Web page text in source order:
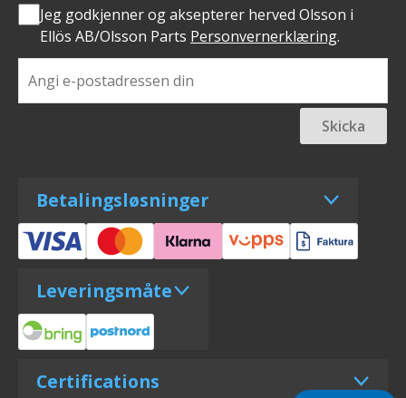
Jeg godkjenner og aksepterer herved Olsson i
Ellös AB/Olsson Parts Personvernerklæring.
Skicka
Betalingsløsninger
Leveringsmåte
Certifications